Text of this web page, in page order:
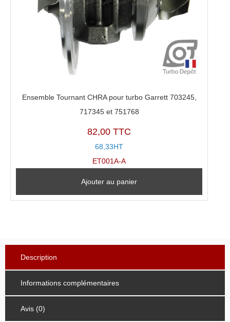
Ensemble Tournant CHRA pour turbo Garrett 703245,
717345 et 751768
82,00 TTC
68,33HT
ET001A-A
Ajouter au panier
Description
Informations complémentaires
Avis (0)